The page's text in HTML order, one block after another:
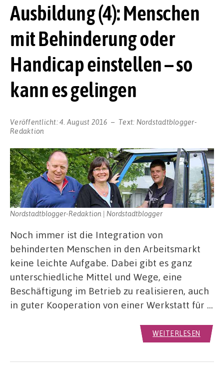
Ausbildung (4): Menschen
mit Behinderung oder
Handicap einstellen – so
kann es gelingen
Veröffentlicht:4. August 2016 Text: Nordstadtblogger-
Redaktion
Nordstadtblogger-Redaktion | Nordstadtblogger
Noch immer ist die Integration von
behinderten Menschen in den Arbeitsmarkt
keine leichte Aufgabe. Dabei gibt es ganz
unterschiedliche Mittel und Wege, eine
Beschäftigung im Betrieb zu realisieren, auch
in guter Kooperation von einer Werkstatt für …
WEITERLESEN